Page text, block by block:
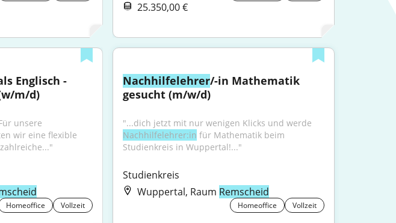
25.350,00 €
m/d)
wir eine flexible
Homeoffice Vollzeit
Nachhilfelehrer/-in Mathematik
gesucht (m/w/d)
Nachhilfelehrer:in für Mathematik beim
Studienkreis in Wuppertal!..."
Studienkreis
Wuppertal, Raum Remscheid
Homeoffice Vollzeit